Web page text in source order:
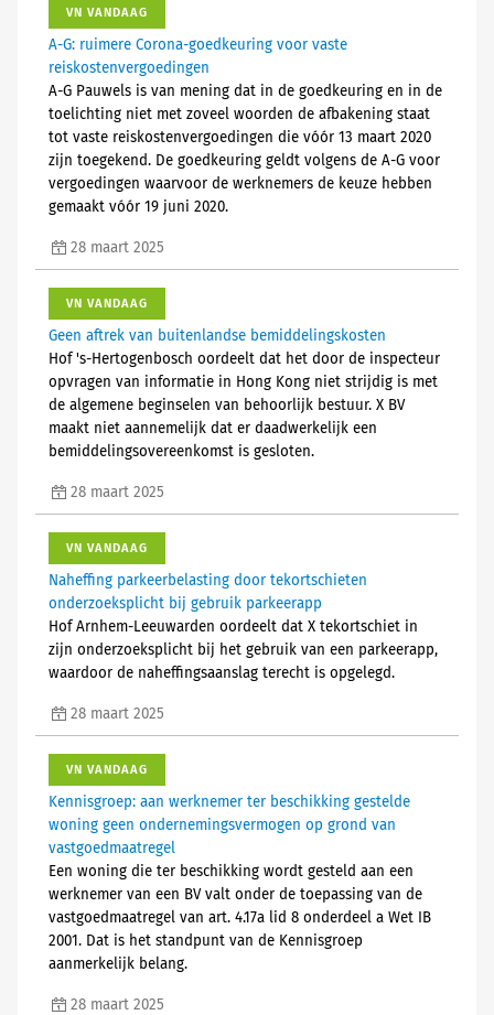
VN VANDAAG
A-G: ruimere Corona-goedkeuring voor vaste
reiskostenvergoedingen
A-G Pauwels is van mening dat in de goedkeuring en in de
toelichting niet met zoveel woorden de afbakening staat
tot vaste reiskostenvergoedingen die vóór 13 maart 2020
zijn toegekend. De goedkeuring geldt volgens de A-G voor
vergoedingen waarvoor de werknemers de keuze hebben
gemaakt vóór 19 juni 2020.
28 maart 2025
VN VANDAAG
Geen aftrek van buitenlandse bemiddelingskosten
Hof 's-Hertogenbosch oordeelt dat het door de inspecteur
opvragen van informatie in Hong Kong niet strijdig is met
de algemene beginselen van behoorlijk bestuur. X BV
maakt niet aannemelijk dat er daadwerkelijk een
bemiddelingsovereenkomst is gesloten.
28 maart 2025
VN VANDAAG
Naheffing parkeerbelasting door tekortschieten
onderzoeksplicht bij gebruik parkeerapp
Hof Arnhem-Leeuwarden oordeelt dat X tekortschiet in
zijn onderzoeksplicht bij het gebruik van een parkeerapp,
waardoor de naheffingsaanslag terecht is opgelegd.
28 maart 2025
VN VANDAAG
Kennisgroep: aan werknemer ter beschikking gestelde
woning geen ondernemingsvermogen op grond van
vastgoedmaatregel
Een woning die ter beschikking wordt gesteld aan een
werknemer van een BV valt onder de toepassing van de
vastgoedmaatregel van art. 4.17a lid 8 onderdeel a Wet IB
2001. Dat is het standpunt van de Kennisgroep
aanmerkelijk belang.
28 maart 2025